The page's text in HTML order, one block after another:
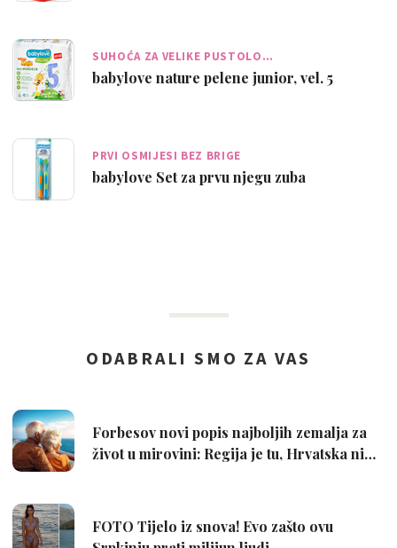
SUHOĆA ZA VELIKE PUSTOLO…
babylove nature pelene junior, vel. 5
PRVI OSMIJESI BEZ BRIGE
babylove Set za prvu njegu zuba